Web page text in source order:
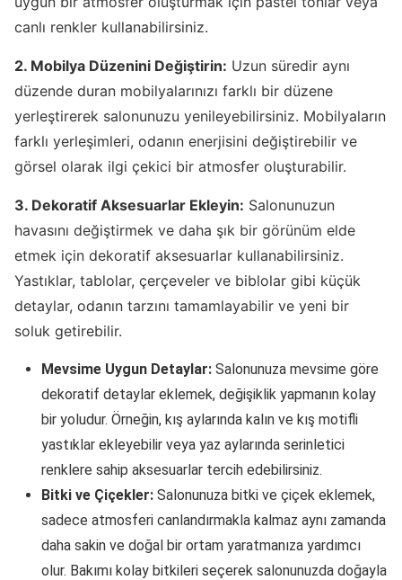
canlı renkler kullanabilirsiniz.
2. Mobilya Düzenini Değiştirin: Uzun süredir aynı
düzende duran mobilyalarınızı farklı bir düzene
yerleştirerek salonunuzu yenileyebilirsiniz. Mobilyaların
farklı yerleşimleri, odanın enerjisini değiştirebilir ve
görsel olarak ilgi çekici bir atmosfer oluşturabilir.
3. Dekoratif Aksesuarlar Ekleyin: Salonunuzun
havasını değiştirmek ve daha şık bir görünüm elde
etmek için dekoratif aksesuarlar kullanabilirsiniz.
Yastıklar, tablolar, çerçeveler ve biblolar gibi küçük
detaylar, odanın tarzını tamamlayabilir ve yeni bir
soluk getirebilir.
Mevsime Uygun Detaylar: Salonunuza mevsime göre
dekoratif detaylar eklemek, değişiklik yapmanın kolay
bir yoludur. Örneğin, kış aylarında kalın ve kış motifli
yastıklar ekleyebilir veya yaz aylarında serinletici
renklere sahip aksesuarlar tercih edebilirsiniz.
Bitki ve Çiçekler: Salonunuza bitki ve çiçek eklemek,
sadece atmosferi canlandırmakla kalmaz aynı zamanda
daha sakin ve doğal bir ortam yaratmanıza yardımcı
olur. Bakımı kolay bitkileri seçerek salonunuzda doğayla